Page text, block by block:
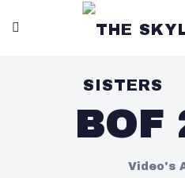
BOF
Video's